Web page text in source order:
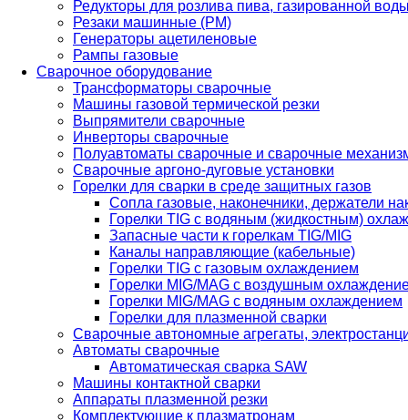
Редукторы для розлива пива, газированной
Резаки машинные (РМ)
Генераторы ацетиленовые
Рампы газовые
Сварочное оборудование
Трансформаторы сварочные
Машины газовой термической резки
Выпрямители сварочные
Инверторы сварочные
Полуавтоматы сварочные и сварочные
Сварочные аргоно-дуговые установки
Горелки для сварки в среде защитных газов
Сопла газовые, наконечники, держатели
Горелки TIG с водяным (жидкостным)
Запасные части к горелкам TIG/MIG
Каналы направляющие (кабельные)
Горелки TIG с газовым охлаждением
Горелки MIG/MAG с воздушным
Горелки MIG/MAG с водяным охлаждением
Горелки для плазменной сварки
Сварочные автономные агрегаты,
Автоматы сварочные
Автоматическая сварка SAW
Машины контактной сварки
Аппараты плазменной резки
Комплектующие к плазматронам